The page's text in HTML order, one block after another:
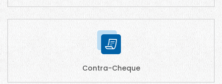
Contra-Cheque